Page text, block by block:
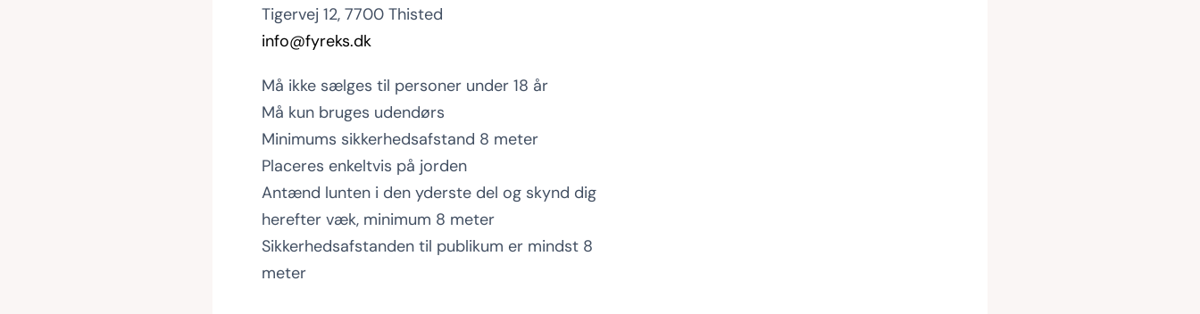
Tigervej 12, 7700 Thisted
info@fyreks.dk
Må ikke sælges til personer under 18 år
Må kun bruges udendørs
Minimums sikkerhedsafstand 8 meter
Placeres enkeltvis på jorden
Antænd lunten i den yderste del og skynd dig
herefter væk, minimum 8 meter
Sikkerhedsafstanden til publikum er mindst 8
meter